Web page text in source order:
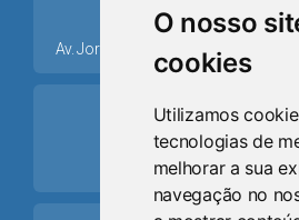
O nosso
cookies
Utilizamos
tecnologias de
melhorar a sua
navegação no
place
Av. Jorge Dariva, 1211, Centro CEP:
ring_volume
Telefone
(51) 9 8024-